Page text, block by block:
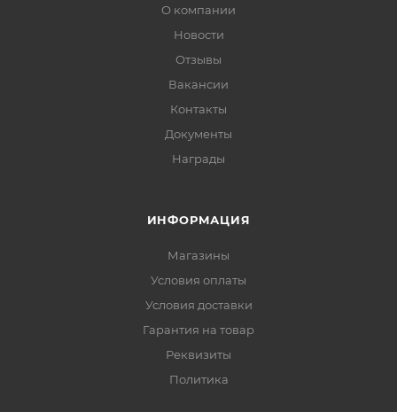
О компании
Новости
Отзывы
Вакансии
Контакты
Документы
Награды
ИНФОРМАЦИЯ
Магазины
Условия оплаты
Условия доставки
Гарантия на товар
Реквизиты
Политика